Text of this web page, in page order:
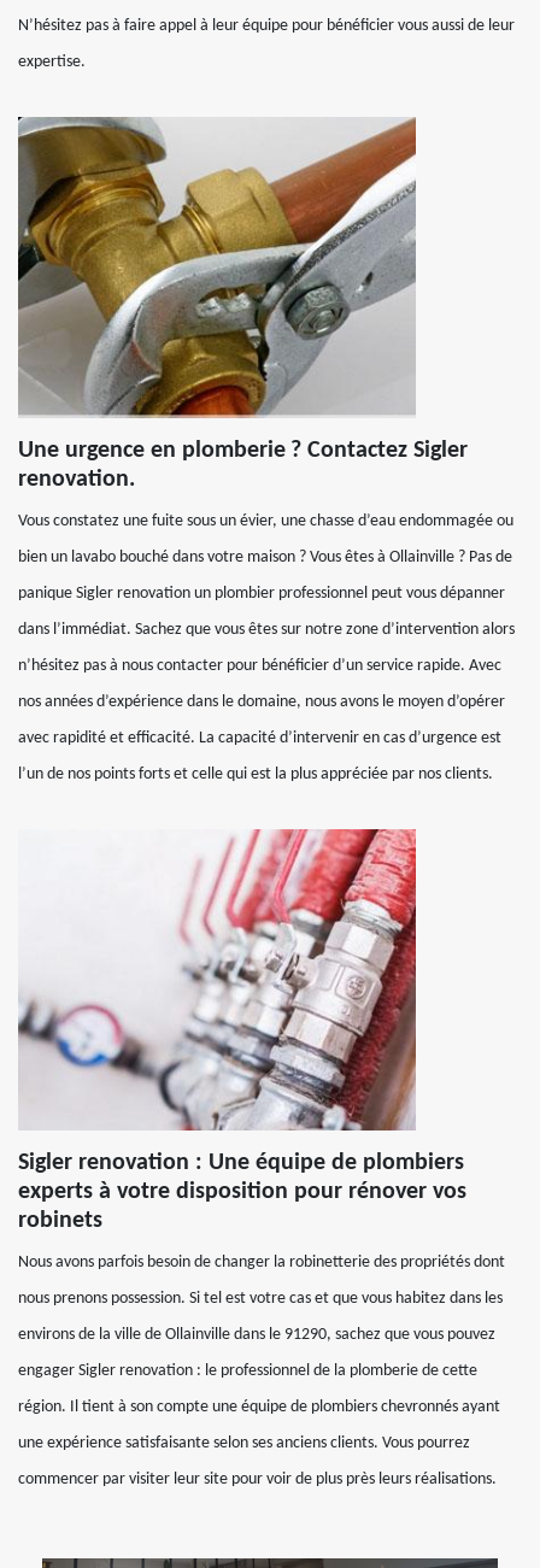
N’hésitez pas à faire appel à leur équipe pour bénéficier vous aussi de leur
expertise.
Une urgence en plomberie ? Contactez Sigler
renovation.
Vous constatez une fuite sous un évier, une chasse d’eau endommagée ou
bien un lavabo bouché dans votre maison ? Vous êtes à Ollainville ? Pas de
panique Sigler renovation un plombier professionnel peut vous dépanner
dans l’immédiat. Sachez que vous êtes sur notre zone d’intervention alors
n’hésitez pas à nous contacter pour bénéficier d’un service rapide. Avec
nos années d’expérience dans le domaine, nous avons le moyen d’opérer
avec rapidité et efficacité. La capacité d’intervenir en cas d’urgence est
l’un de nos points forts et celle qui est la plus appréciée par nos clients.
Sigler renovation : Une équipe de plombiers
experts à votre disposition pour rénover vos
robinets
Nous avons parfois besoin de changer la robinetterie des propriétés dont
nous prenons possession. Si tel est votre cas et que vous habitez dans les
environs de la ville de Ollainville dans le 91290, sachez que vous pouvez
engager Sigler renovation : le professionnel de la plomberie de cette
région. Il tient à son compte une équipe de plombiers chevronnés ayant
une expérience satisfaisante selon ses anciens clients. Vous pourrez
commencer par visiter leur site pour voir de plus près leurs réalisations.